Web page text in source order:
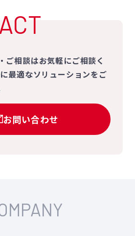
ご相談はお気軽にご相談く
最適なソリューションをご
お問い合わせ